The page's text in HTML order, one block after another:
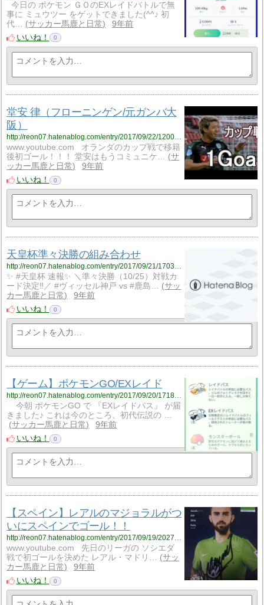
今日の ポケモン ＧＯのEXレイドバトルで無
事に ミュウツー をゲットできました(^^♪ 初
代…
サッカー馬鹿と日常
9年前
いいね！
0
堂安 律（フローニンゲン/元ガンバ大
阪）
http://reon07.hatenablog.com/entry/2017/09/22/120000
www.youtube.com オランダのカップ戦で移籍
後初ゴール！！！ 堂安はもうコミュニケ…
サ
ッカー馬鹿と日常
9年前
いいね！
0
天皇杯準々決勝の組み合わせ
http://reon07.hatenablog.com/entry/2017/09/21/170335
✨ #天皇杯 速報✨ ＼準々決勝（10/25）対戦カ
ード決定‼️／ #ヴィッセル神戸 vs #鹿島…
サッ
カー馬鹿と日常
9年前
いいね！
0
【ゲーム】ポケモンGO/EXレイド
http://reon07.hatenablog.com/entry/2017/09/20/171833
今朝 ポケモンGO で 『EXレイドパス』 が届
きました♪ これは今のところ、初代伝説の …
サッカー馬鹿と日常
9年前
いいね！
0
【スペイン】レアルのマジョラルがつ
いにスペインでゴール！！
http://reon07.hatenablog.com/entry/2017/09/19/202724
www.youtube.com 先日のリーガの ソシエダ
戦で初ゴールを決めた レアル・マドリ…
サッ
カー馬鹿と日常
9年前
いいね！
0